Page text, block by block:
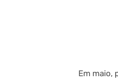
Em maio,